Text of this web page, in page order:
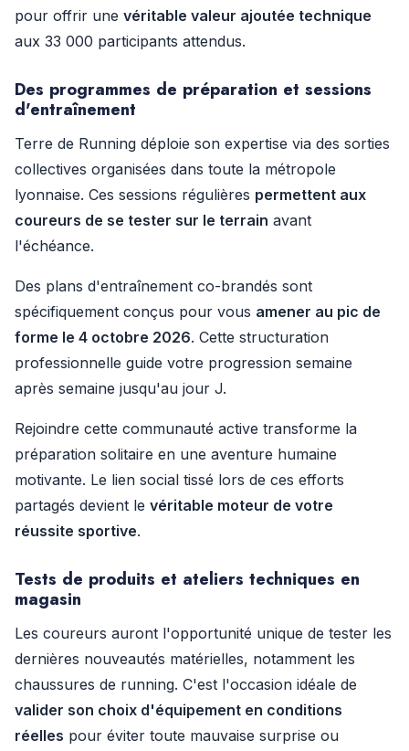
pour offrir une véritable valeur ajoutée technique
aux 33 000 participants attendus.
Des programmes de préparation et sessions
d'entraînement
Terre de Running déploie son expertise via des sorties
collectives organisées dans toute la métropole
lyonnaise. Ces sessions régulières permettent aux
coureurs de se tester sur le terrain avant
l'échéance.
Des plans d'entraînement co-brandés sont
spécifiquement conçus pour vous amener au pic de
forme le 4 octobre 2026. Cette structuration
professionnelle guide votre progression semaine
après semaine jusqu'au jour J.
Rejoindre cette communauté active transforme la
préparation solitaire en une aventure humaine
motivante. Le lien social tissé lors de ces efforts
partagés devient le véritable moteur de votre
réussite sportive.
Tests de produits et ateliers techniques en
magasin
Les coureurs auront l'opportunité unique de tester les
dernières nouveautés matérielles, notamment les
chaussures de running. C'est l'occasion idéale de
valider son choix d'équipement en conditions
réelles pour éviter toute mauvaise surprise ou